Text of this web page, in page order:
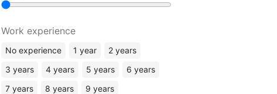
Work experience
No experience 1 year
2 years
3 years
4 years 5 years
6 years
7 years
8 years
9 years